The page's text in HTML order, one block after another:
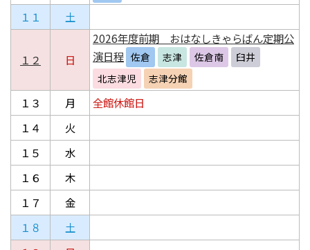
１１ 土
１２ 日
2026年度前期 おはなしきゃらばん定期公
演日程 佐倉 志津 佐倉南
臼井
北志津児
志津分館
１３ 月
全館休館日
１４
火
１５
水
１６
木
１７
金
１８
土